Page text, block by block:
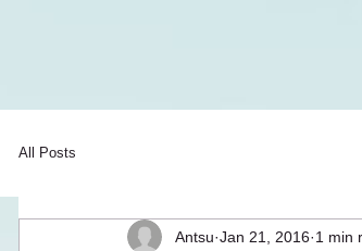
All Posts
Antsu Jan 21, 2016 1 min